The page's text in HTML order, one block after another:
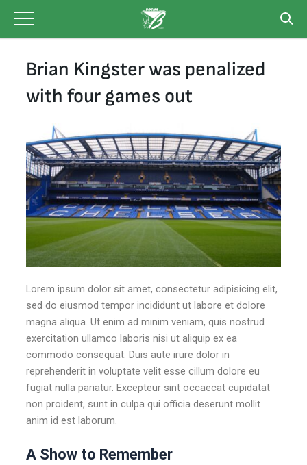
content
Brian Kingster was penalized
with four games out
Lorem ipsum dolor sit amet, consectetur adipisicing elit,
sed do eiusmod tempor incididunt ut labore et dolore
magna aliqua. Ut enim ad minim veniam, quis nostrud
exercitation ullamco laboris nisi ut aliquip ex ea
commodo consequat. Duis aute irure dolor in
reprehenderit in voluptate velit esse cillum dolore eu
fugiat nulla pariatur. Excepteur sint occaecat cupidatat
non proident, sunt in culpa qui officia deserunt mollit
anim id est laborum.
A Show to Remember